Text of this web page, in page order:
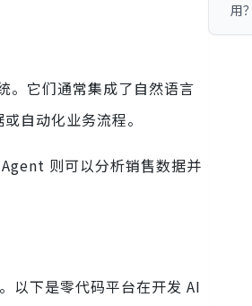
。它们通常集成了自然语言
自动化业务流程。
则可以分析销售数据并
以下是零代码平台在开发 AI
用？